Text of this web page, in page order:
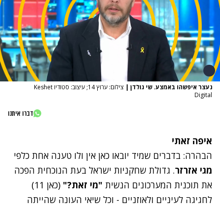
נעצר איפשהו באמצע. שי גולדן |
צילום: ערוץ 14; עיצוב: סטודיו Keshet
Digital
דברו איתנו
איפה זאתי
הבהרה: בדברים שמיד יובאו כאן אין ולו טענה אחת כלפי
מגי אזרזר. גדולת שחקניות ישראל בעת הנוכחית הפכה
את תוכנית המערכונים הנשית "מי זאת?"
(כאן 11)
לחגיגה לעיניים ולאוזניים - וכל שיאי העונה שהייתה